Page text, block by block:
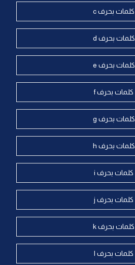
كلمات بحرف c
كلمات بحرف d
كلمات بحرف e
كلمات بحرف f
كلمات بحرف g
كلمات بحرف h
كلمات بحرف i
كلمات بحرف j
كلمات بحرف k
كلمات بحرف l